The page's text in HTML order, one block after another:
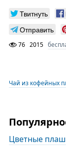
Твитнуть
Отправить
76 2015
Чай из кофейных
Цветные